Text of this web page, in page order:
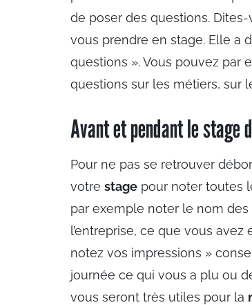
de poser des questions.
vous prendre en stage. Elle a
questions ». Vous pouvez par
questions sur les métiers, sur
Avant et pendant le stage
Pour ne pas se retrouver
votre stage pour noter toutes
par exemple noter le nom
l’entreprise, ce que vous
notez vos impressions »
journée ce qui vous a plu ou
vous seront très utiles pour la